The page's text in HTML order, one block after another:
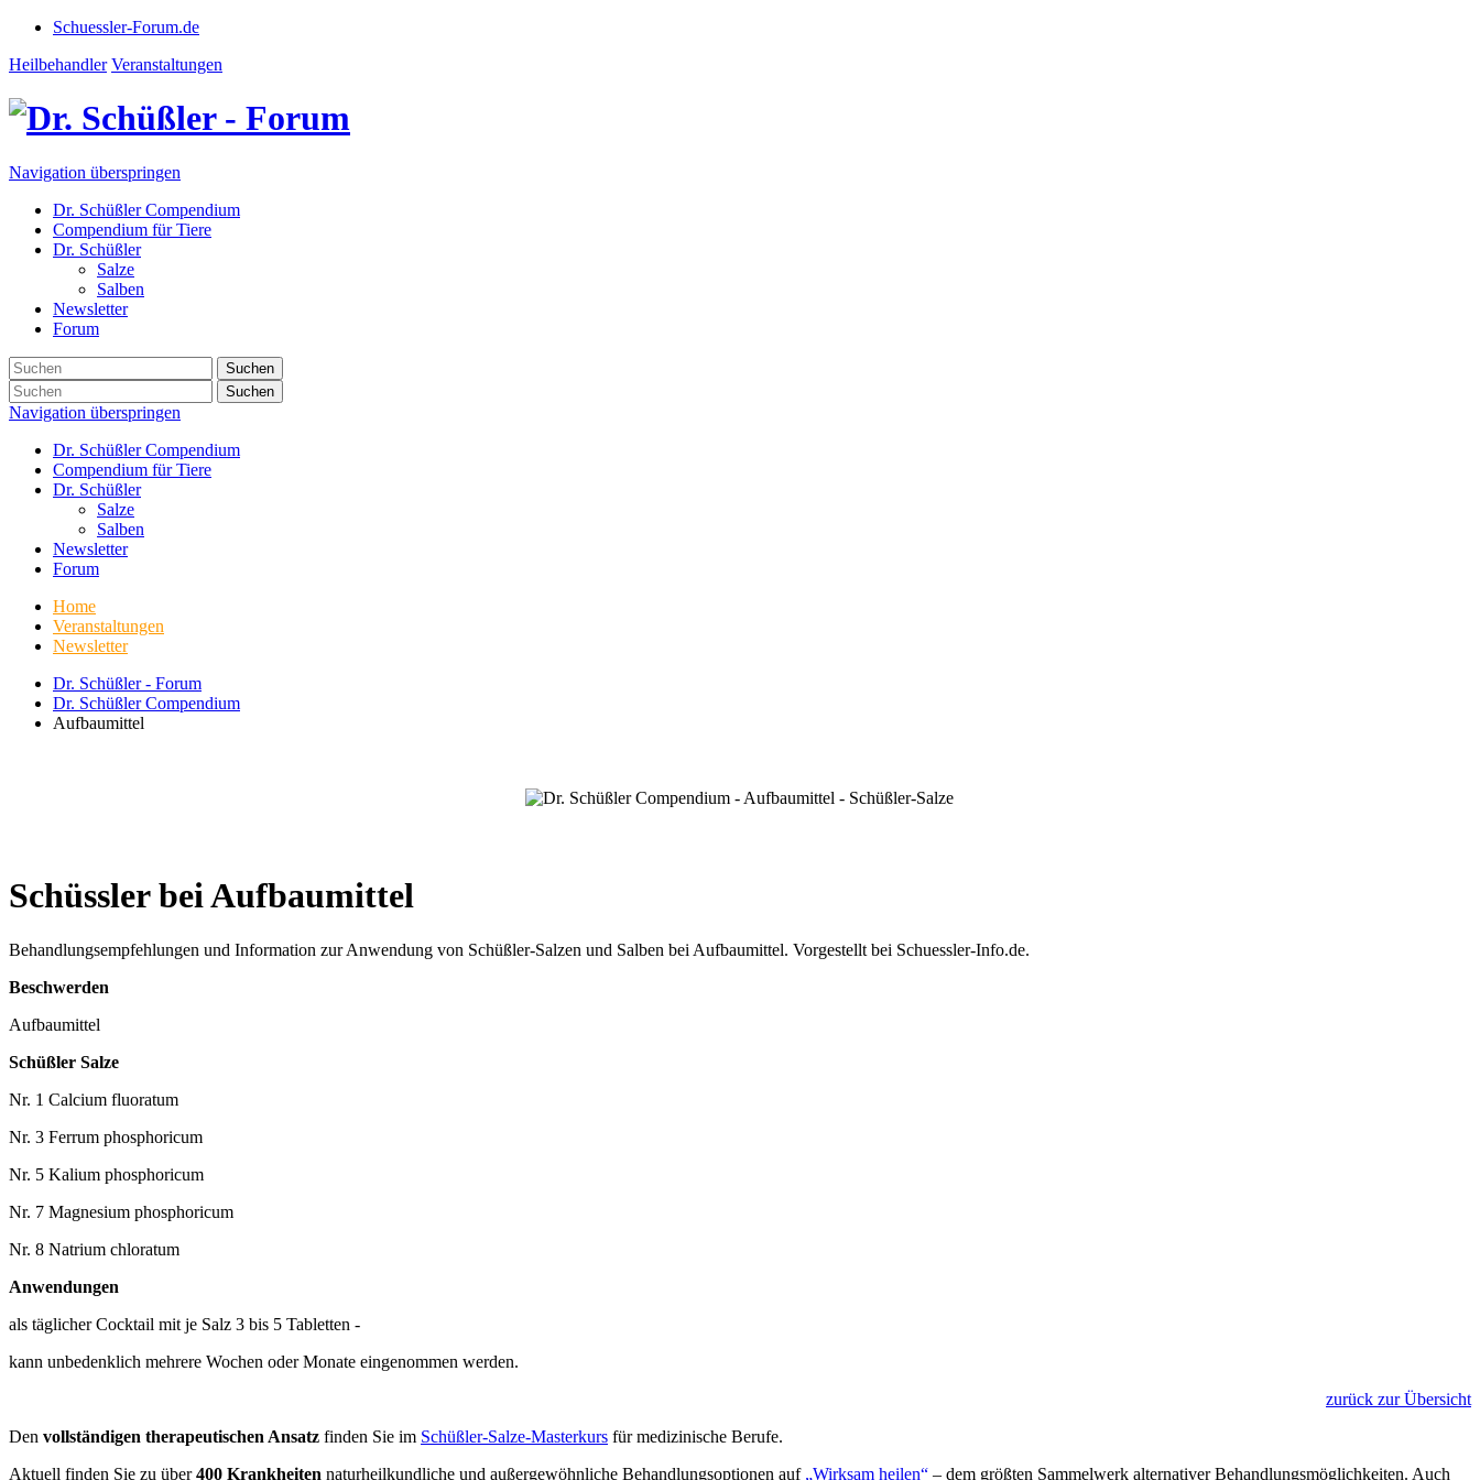
Schuessler-Forum.de
Heilbehandler Veranstaltungen
Navigation überspringen
Dr. Schüßler Compendium
Compendium für Tiere
Dr. Schüßler
Salze
Salben
Newsletter
Forum
Suchen
Suchen
Navigation überspringen
Dr. Schüßler Compendium
Compendium für Tiere
Dr. Schüßler
Salze
Salben
Newsletter
Forum
Home
Veranstaltungen
Newsletter
Dr. Schüßler - Forum
Dr. Schüßler Compendium
Aufbaumittel
Schüssler bei Aufbaumittel
Behandlungsempfehlungen und Information zur Anwendung von Schüßler-Salzen und Salben bei Aufbaumittel. Vorgestellt bei Schuessler-Info.de.
Beschwerden
Aufbaumittel
Schüßler Salze
Nr. 1 Calcium fluoratum
Nr. 3 Ferrum phosphoricum
Nr. 5 Kalium phosphoricum
Nr. 7 Magnesium phosphoricum
Nr. 8 Natrium chloratum
Anwendungen
als täglicher Cocktail mit je Salz 3 bis 5 Tabletten -
kann unbedenklich mehrere Wochen oder Monate eingenommen werden.
zurück zur Übersicht
Den vollständigen therapeutischen Ansatz finden Sie im Schüßler-Salze-Masterkurs für medizinische Berufe.
Aktuell finden Sie zu über400 Krankheiten naturheilkundliche und außergewöhnliche Behandlungsoptionen auf „Wirksam heilen“ – dem größten Sammelwerk alternativer Behandlungsmöglichkeiten. Auch